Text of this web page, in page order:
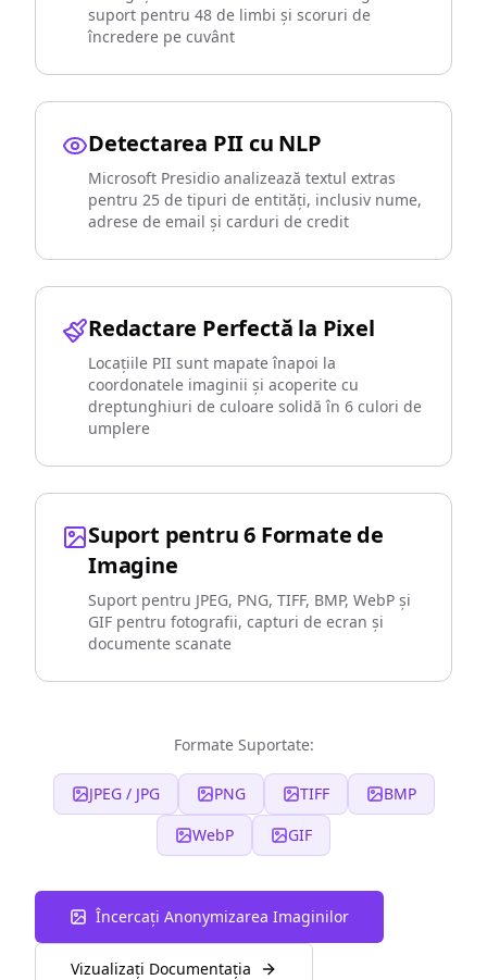
suport pentru 48 de limbi și scoruri de
încredere pe cuvânt
Detectarea PII cu NLP
Microsoft Presidio analizează textul extras
pentru 25 de tipuri de entități, inclusiv nume,
adrese de email și carduri de credit
Redactare Perfectă la Pixel
Locațiile PII sunt mapate înapoi la
coordonatele imaginii și acoperite cu
dreptunghiuri de culoare solidă în 6 culori de
umplere
Suport pentru 6 Formate de
Imagine
Suport pentru JPEG, PNG, TIFF, BMP, WebP și
GIF pentru fotografii, capturi de ecran și
documente scanate
Formate Suportate:
JPEG / JPG PNG TIFF
BMP
WebP
GIF
Încercați Anonymizarea Imaginilor
Vizualizați Documentația